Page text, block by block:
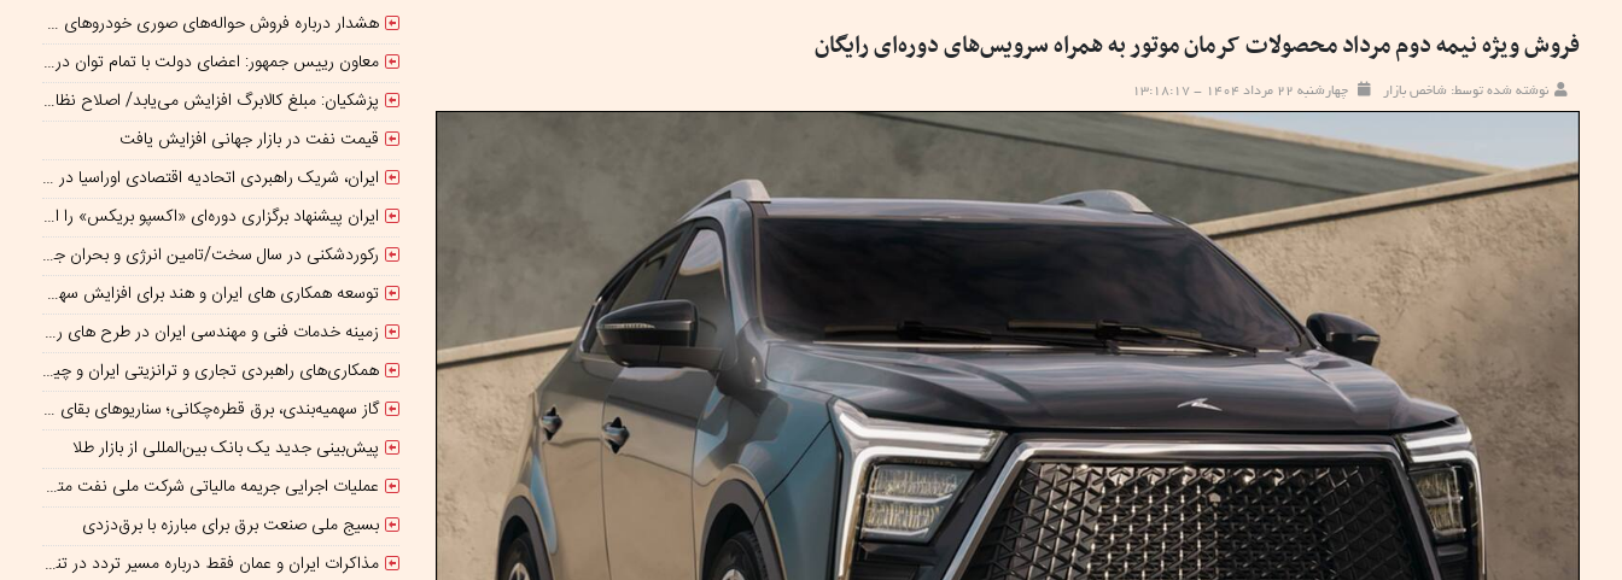
فروش ویژه نیمه دوم مرداد محصولات کرمان موتور به همراه سرویس‌های دوره‌ای رایگان
نوشته شده توسط: شاخص بازار چهارشنبه ۲۲ مرداد ۱۴۰۴ - ۱۳:۱۸:۱۷
هشدار درباره فروش حواله‌های صوری خودروهای وارداتی
معاون رییس جمهور: اعضای دولت با تمام توان در کنار رئیس جمهوری برای ایران ایستاده‌اند
پزشکیان: مبلغ کالابرگ افزایش می‌یابد/ اصلاح نظام بانکی ادامه دارد
قیمت نفت در بازار جهانی افزایش یافت
ایران، شریک راهبردی اتحادیه اقتصادی اوراسیا در مسیر توسعه تجارت و همگرایی منطقه‌ای
ایران پیشنهاد برگزاری دوره‌ای «اکسپو بریکس» را ارائه کرد
رکوردشکنی در سال سخت/تامین انرژی و بحران جنگ
توسعه همکاری های ایران و هند برای افزایش سهم مبادلات تجاری
زمینه خدمات فنی و مهندسی ایران در طرح های روسیه تسهیل شود/ جذب سرمایه‌گذاران روسی در معادن ایران
همکاری‌های راهبردی تجاری و ترانزیتی ایران و چین گسترش می یابد
گاز سهمیه‌بندی، برق قطره‌چکانی؛ سناریوهای بقای صنعت فولاد در برزخ ناترازی و ریسک‌های ژئوپلیتیک
پیش‌بینی جدید یک بانک بین‌المللی از بازار طلا
عملیات اجرایی جریمه مالیاتی شرکت ملی نفت متوقف شده است
بسیج ملی صنعت برق برای مبارزه با برق‌دزدی
مذاکرات ایران و عمان فقط درباره مسیر تردد در تنگه است/ امروز جایگاه بازدارندگی تنگه هرمز از بمب اتم هم بالاتر است